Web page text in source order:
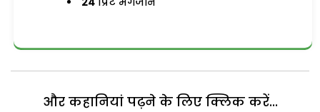
और कहानियां पढ़ने के लिए क्लिक करें...